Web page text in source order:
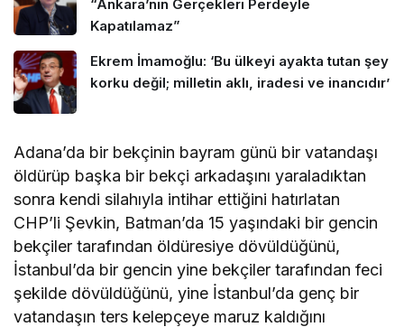
“Ankara’nın Gerçekleri Perdeyle
Kapatılamaz”
Ekrem İmamoğlu: ‘Bu ülkeyi ayakta tutan şey
korku değil; milletin aklı, iradesi ve inancıdır’
Adana’da bir bekçinin bayram günü bir vatandaşı
öldürüp başka bir bekçi arkadaşını yaraladıktan
sonra kendi silahıyla intihar ettiğini hatırlatan
CHP’li Şevkin, Batman’da 15 yaşındaki bir gencin
bekçiler tarafından öldüresiye dövüldüğünü,
İstanbul’da bir gencin yine bekçiler tarafından feci
şekilde dövüldüğünü, yine İstanbul’da genç bir
vatandaşın ters kelepçeye maruz kaldığını